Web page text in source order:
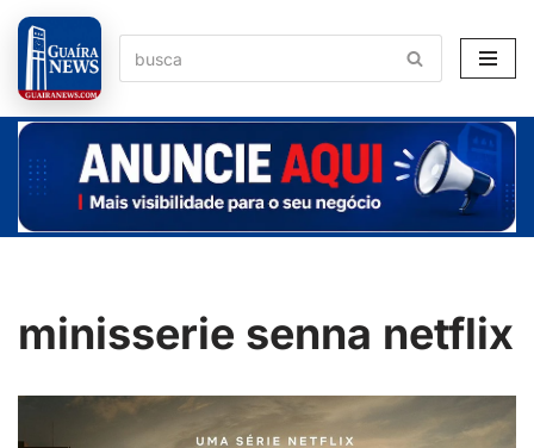
Pular
para
o
conteúdo
minisserie senna netflix